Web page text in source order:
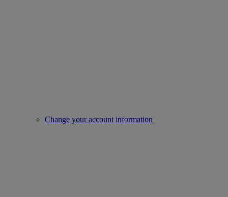
Change your account information